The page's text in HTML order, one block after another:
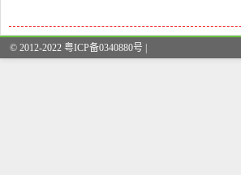
© 2012-2022 粤ICP备0340880号 |